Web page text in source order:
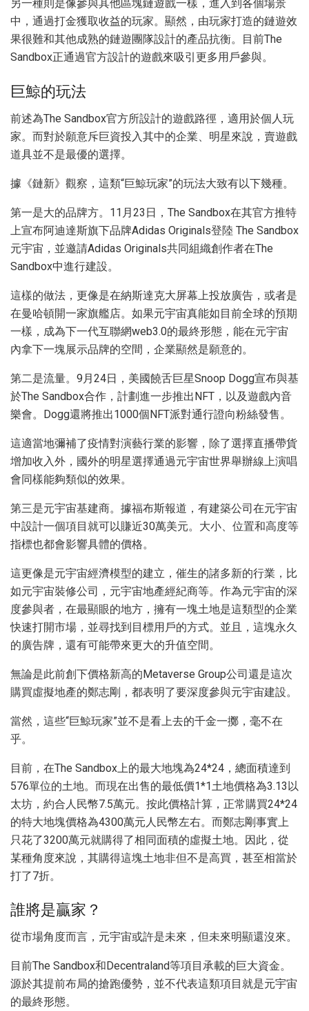
另一種則是像參與其他區塊鏈遊戲一樣，進入到各個場景
中，通過打金獲取收益的玩家。顯然，由玩家打造的鏈遊效
果很難和其他成熟的鏈遊團隊設計的產品抗衡。目前The
Sandbox正通過官方設計的遊戲來吸引更多用戶參與。
巨鯨的玩法
前述為The Sandbox官方所設計的遊戲路徑，適用於個人玩
家。而對於願意斥巨資投入其中的企業、明星來說，賣遊戲
道具並不是最優的選擇。
據《鏈新》觀察，這類“巨鯨玩家”的玩法大致有以下幾種。
第一是大的品牌方。11月23日，The Sandbox在其官方推特
上宣布阿迪達斯旗下品牌Adidas Originals登陸 The Sandbox
元宇宙，並邀請Adidas Originals共同組織創作者在The
Sandbox中進行建設。
這樣的做法，更像是在納斯達克大屏幕上投放廣告，或者是
在曼哈頓開一家旗艦店。如果元宇宙真能如目前全球的預期
一樣，成為下一代互聯網web3.0的最終形態，能在元宇宙
內拿下一塊展示品牌的空間，企業顯然是願意的。
第二是流量。9月24日，美國饒舌巨星Snoop Dogg宣布與基
於The Sandbox合作，計劃進一步推出NFT，以及遊戲內音
樂會。Dogg還將推出1000個NFT派對通行證向粉絲發售。
這適當地彌補了疫情對演藝行業的影響，除了選擇直播帶貨
增加收入外，國外的明星選擇通過元宇宙世界舉辦線上演唱
會同樣能夠類似的效果。
第三是元宇宙基建商。據福布斯報道，有建築公司在元宇宙
中設計一個項目就可以賺近30萬美元。大小、位置和高度等
指標也都會影響具體的價格。
這更像是元宇宙經濟模型的建立，催生的諸多新的行業，比
如元宇宙裝修公司，元宇宙地產經紀商等。作為元宇宙的深
度參與者，在最顯眼的地方，擁有一塊土地是這類型的企業
快速打開市場，並尋找到目標用戶的方式。並且，這塊永久
的廣告牌，還有可能帶來更大的升值空間。
無論是此前創下價格新高的Metaverse Group公司還是這次
購買虛擬地產的鄭志剛，都表明了要深度參與元宇宙建設。
當然，這些“巨鯨玩家”並不是看上去的千金一擲，毫不在
乎。
目前，在The Sandbox上的最大地塊為24*24，總面積達到
576單位的土地。而現在出售的最低價1*1土地價格為3.13以
太坊，約合人民幣7.5萬元。按此價格計算，正常購買24*24
的特大地塊價格為4300萬元人民幣左右。而鄭志剛事實上
只花了3200萬元就購得了相同面積的虛擬土地。因此，從
某種角度來說，其購得這塊土地非但不是高買，甚至相當於
打了7折。
誰將是贏家？
從市場角度而言，元宇宙或許是未來，但未來明顯還沒來。
目前The Sandbox和Decentraland等項目承載的巨大資金。
源於其提前布局的搶跑優勢，並不代表這類項目就是元宇宙
的最終形態。